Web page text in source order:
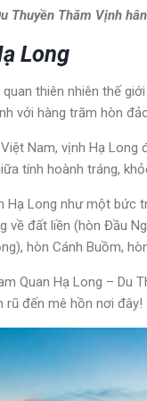
Thuyền Thăm Vịnh
Long
thiên nhiên thế
với hàng trăm hòn
Nam, vịnh Hạ
tính hoành tráng,
Hạ Long như một bức
về đất liền (hòn Đầu
hòn Cánh Buồm,
Quan Hạ Long – Du
rũ đến mê hồn nơi đây!